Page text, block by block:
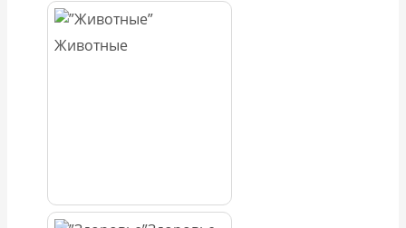
Животные